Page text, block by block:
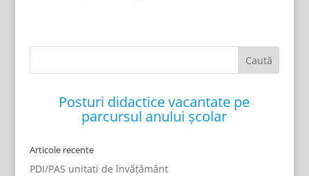
Posturi didactice vacantate pe
parcursul anului școlar
Articole recente
PDI/PAS unitati de învățământ